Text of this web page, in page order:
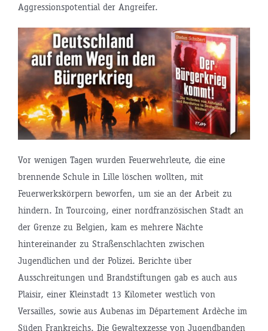
Aggressionspotential der Angreifer.
Vor wenigen Tagen wurden Feuerwehrleute, die eine
brennende Schule in Lille löschen wollten, mit
Feuerwerkskörpern beworfen, um sie an der Arbeit zu
hindern. In Tourcoing, einer nordfranzösischen Stadt an
der Grenze zu Belgien, kam es mehrere Nächte
hintereinander zu Straßenschlachten zwischen
Jugendlichen und der Polizei. Berichte über
Ausschreitungen und Brandstiftungen gab es auch aus
Plaisir, einer Kleinstadt 13 Kilometer westlich von
Versailles, sowie aus Aubenas im Département Ardèche im
Süden Frankreichs. Die Gewaltexzesse von Jugendbanden